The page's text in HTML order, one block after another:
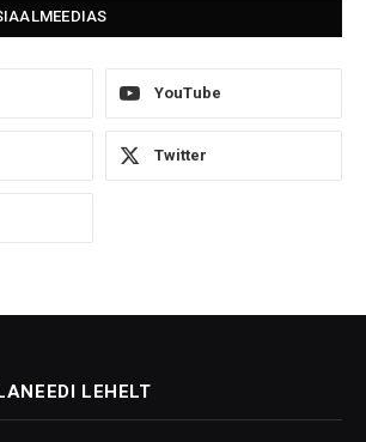
YouTube
Twitter
LEHELT